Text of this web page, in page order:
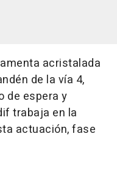
acristalada
de la vía 4,
de espera y
trabaja en la
actuación, fase